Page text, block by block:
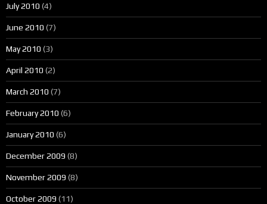
July 2010 (4)
June 2010 (7)
May 2010 (3)
April 2010 (2)
March 2010 (7)
February 2010 (6)
January 2010 (6)
December 2009 (8)
November 2009 (8)
October 2009 (11)